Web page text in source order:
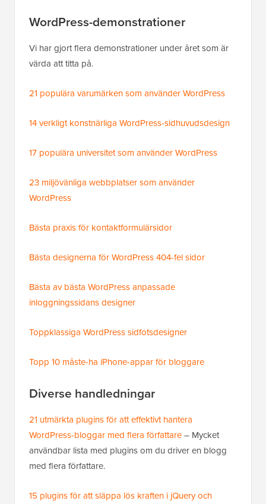
WordPress-demonstrationer
Vi har gjort flera demonstrationer under året som är
värda att titta på.
21 populära varumärken som använder WordPress
14 verkligt konstnärliga WordPress-sidhuvudsdesign
17 populära universitet som använder WordPress
23 miljövänliga webbplatser som använder
WordPress
Bästa praxis för kontaktformulärsidor
Bästa designerna för WordPress 404-fel sidor
Bästa av bästa WordPress anpassade
inloggningssidans designer
Toppklassiga WordPress sidfotsdesigner
Topp 10 måste-ha iPhone-appar för bloggare
Diverse handledningar
21 utmärkta plugins för att effektivt hantera
WordPress-bloggar med flera författare– Mycket
användbar lista med plugins om du driver en blogg
med flera författare.
15 plugins för att släppa lös kraften i jQuery och